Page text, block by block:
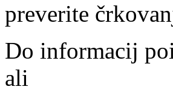
preverite
Do informacij
ali